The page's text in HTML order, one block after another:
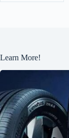
Learn More!